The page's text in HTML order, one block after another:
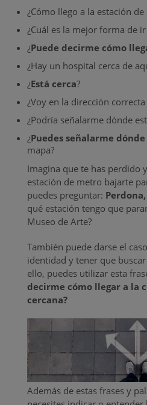
¿Cómo llego a la estación de
¿Cuál es la mejor forma de
¿Puede decirme cómo
¿Hay un hospital cerca de
¿Está cerca?
¿Voy en la dirección
¿Podría señalarme dónde
¿Puedes señalarme
mapa?
Imagina que te has perdido
estación de metro bajarte
puedes preguntar:
qué estación tengo que
Museo de Arte?
También puede darse el
identidad y tener que
ello, puedes utilizar esta
decirme cómo llegar a la
cercana?
Además de estas frases y